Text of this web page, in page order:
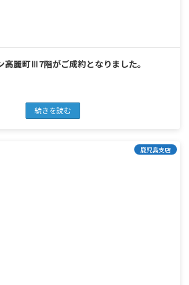
高麗町Ⅲ7階がご成約となりました。
続きを読む
鹿児島支店